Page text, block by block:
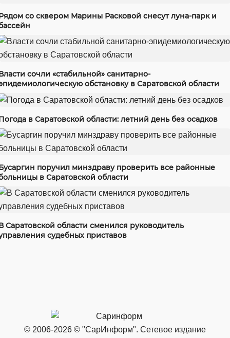
со сквером Марины Расковой снесут луна-парк и
сочли «стабильной» санитарно-
обстановку в Саратовской области
в Саратовской области: летний день без осадков
поручил минздраву проверить все районные
в Саратовской области
Саратовской области сменился руководитель
судебных приставов
© 2006-2026 © "СарИнформ". Сетевое издание